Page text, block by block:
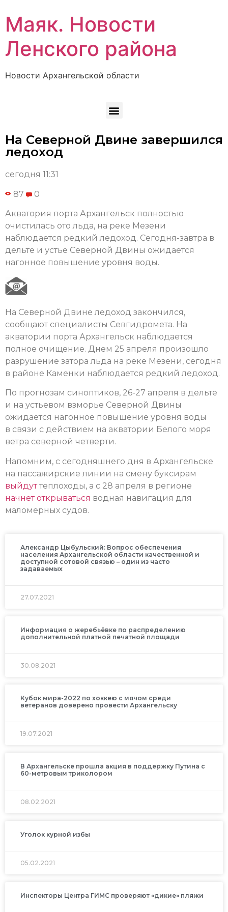
Маяк. Новости
Ленского района
Новости Архангельской области
На Северной Двине завершился
ледоход
сегодня 11:31
87 0
Акватория порта Архангельск полностью
очистилась ото льда, на реке Мезени
наблюдается редкий ледоход. Сегодня-завтра в
дельте и устье Северной Двины ожидается
нагонное повышение уровня воды.
На Северной Двине ледоход закончился,
сообщают специалисты Севгидромета. На
акватории порта Архангельск наблюдается
полное очищение. Днем 25 апреля произошло
разрушение затора льда на реке Мезени, сегодня
в районе Каменки наблюдается редкий ледоход.
По прогнозам синоптиков, 26-27 апреля в дельте
и на устьевом взморье Северной Двины
ожидается нагонное повышение уровня воды
в связи с действием на акватории Белого моря
ветра северной четверти.
Напомним, с сегодняшнего дня в Архангельске
на пассажирские линии на смену буксирам
выйдуттеплоходы, а с 28 апреля в регионе
начнет открываться водная навигация для
маломерных судов.
Александр Цыбульский: Вопрос обеспечения
населения Архангельской области качественной и
доступной сотовой связью – один из часто
задаваемых
27.07.2021
Информация о жеребьёвке по распределению
дополнительной платной печатной площади
30.08.2021
Кубок мира-2022 по хоккею с мячом среди
ветеранов доверено провести Архангельску
19.07.2021
В Архангельске прошла акция в поддержку Путина с
60-метровым триколором
08.02.2021
Уголок курной избы
05.02.2021
Инспекторы Центра ГИМС проверяют «дикие» пляжи